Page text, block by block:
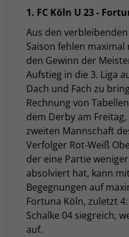
1. FC Köln U 23 -
Aus den
Saison fehlen
den Gewinn der
Aufstieg in die 3. Liga
Dach und Fach zu
Rechnung von
dem Derby am
zweiten Mannschaft
Verfolger Rot-Weiß
der eine Partie
absolviert hat, kann
Begegnungen auf
Fortuna Köln, zuletzt
Schalke 04 siegreich,
auf.